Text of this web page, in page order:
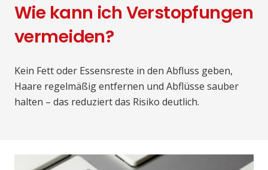
Wie kann ich Verstopfungen
vermeiden?
Kein Fett oder Essensreste in den Abfluss geben,
Haare regelmäßig entfernen und Abflüsse sauber
halten – das reduziert das Risiko deutlich.